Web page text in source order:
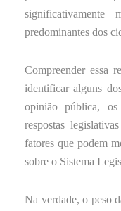
significativamente
predominantes dos
Compreender essa
identificar alguns
opinião pública,
respostas
fatores que podem
sobre o Sistema
Na verdade, o peso